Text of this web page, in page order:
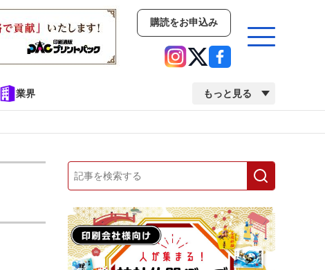
購読をお申込み
業界 もっと見る
イベント
報 業界 市場・統計 人事・移転・異動・訃報